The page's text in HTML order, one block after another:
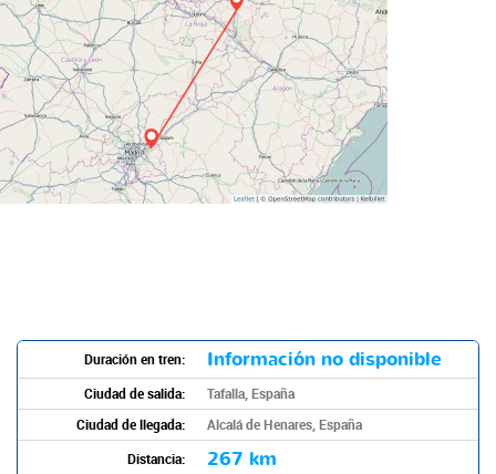
Duración en tren: Información no disponible
Ciudad de salida:
Tafalla, España
Ciudad de llegada:
Alcalá de Henares, España
Distancia:
267 km